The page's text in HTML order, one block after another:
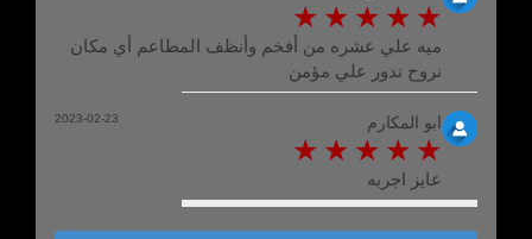
ميه علي عشره من أفخم وأنظف المطاعم أي مكان
نروح ندور علي مؤمن
ابو المكارم
عايز اجربه
2023-02-23